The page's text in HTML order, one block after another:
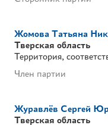
Жомова Татьяна
Тверская область
Территория,
Член партии
Журавлёв Сергей
Тверская область